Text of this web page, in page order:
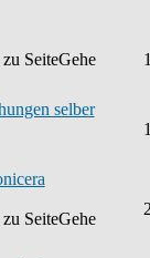
Gehe
selber
Gehe